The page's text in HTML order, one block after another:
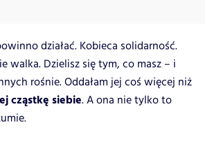
działać. Kobieca solidarność.
walka. Dzielisz się tym, co masz – i
rośnie. Oddałam jej coś więcej niż
cząstkę siebie. A ona nie tylko to